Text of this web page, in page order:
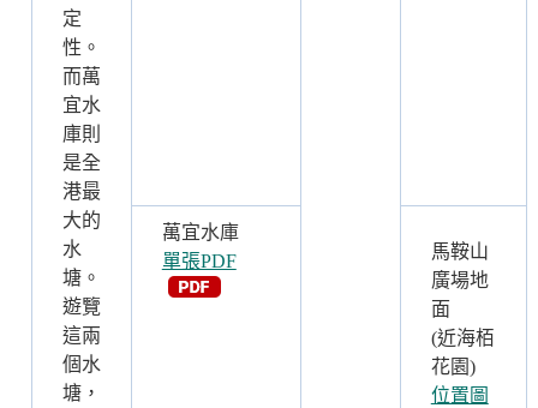
定
性。
而萬
宜水
庫則
是全
港最
大的
水
塘。
遊覽
這兩
個水
塘，
萬宜水庫
單張PDF
馬鞍山
廣場地
面
(近海栢
花園)
位置圖